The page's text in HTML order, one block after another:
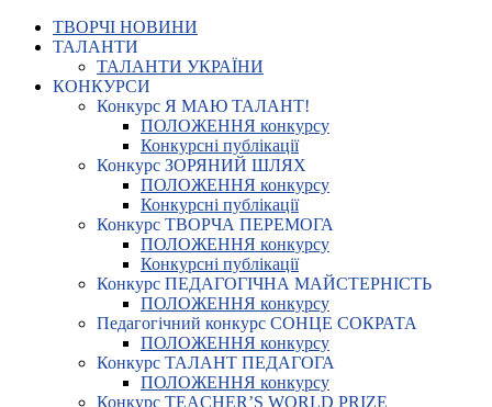
ТВОРЧІ НОВИНИ
ТАЛАНТИ
ТАЛАНТИ УКРАЇНИ
КОНКУРСИ
Конкурс Я МАЮ ТАЛАНТ!
ПОЛОЖЕННЯ конкурсу
Конкурсні публікації
Конкурс ЗОРЯНИЙ ШЛЯХ
ПОЛОЖЕННЯ конкурсу
Конкурсні публікації
Конкурс ТВОРЧА ПЕРЕМОГА
ПОЛОЖЕННЯ конкурсу
Конкурсні публікації
Конкурс ПЕДАГОГІЧНА МАЙСТЕРНІСТЬ
ПОЛОЖЕННЯ конкурсу
Педагогічний конкурс СОНЦЕ СОКРАТА
ПОЛОЖЕННЯ конкурсу
Конкурс ТАЛАНТ ПЕДАГОГА
ПОЛОЖЕННЯ конкурсу
Конкурс TEACHER’S WORLD PRIZE